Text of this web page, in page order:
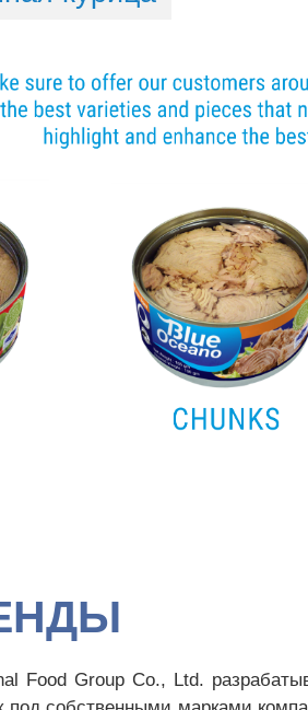
Food Group Co., Ltd.